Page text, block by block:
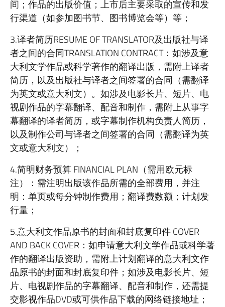
间；作品的出版价值；上市后主要采取的宣传和发
行渠道（如参加图书节、图书博览会等）等；
3.译者简历RESUME OF TRANSLATOR及出版社与译
者之间的合同TRANSLATION CONTRACT：如涉及意
大利文学作品或科学著作的翻译出版，需附上译者
简历，以及出版社与译者之间签署的合同（需翻译
为英文或意大利文）。如涉及电影长片、短片、电
视剧作品的字幕翻译、配音和制作，需附上从事字
幕翻译的译者简历，或字幕制作机构负责人简历，
以及制作公司与译者之间签署的合同（需翻译为英
文或意大利文）；
4.简明财务预算 FINANCIAL PLAN（需用欧元标
注）：需注明出版该作品所需的全部费用，并注
明：单页或每分钟制作费用；翻译费数额；计划发
行量；
5.意大利文作品原书的封面和封底复印件 COVER
AND BACK COVER：如申请意大利文学作品或科学著
作的翻译出版资助，需附上计划翻译的意大利文作
品原书的封面和封底复印件；如涉及电影长片、短
片、电视剧作品的字幕翻译、配音和制作，还需提
交影视作品DVD或可供作品下载的网络链接地址；